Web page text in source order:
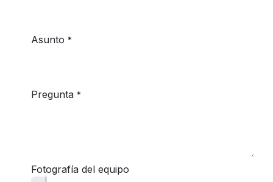
Asunto *
Pregunta *
Fotografía del equipo